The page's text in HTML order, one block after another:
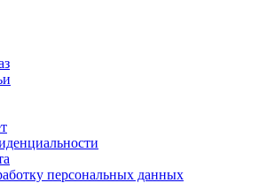
персональных данных